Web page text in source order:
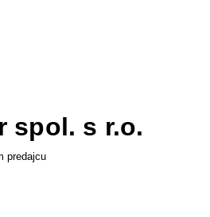
spol. s r.o.
predajcu